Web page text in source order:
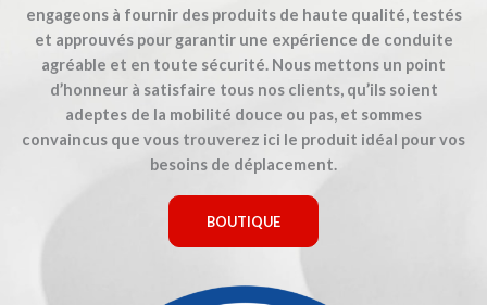
engageons à fournir des produits de haute qualité, testés
et approuvés pour garantir une expérience de conduite
agréable et en toute sécurité. Nous mettons un point
d’honneur à satisfaire tous nos clients, qu’ils soient
adeptes de la mobilité douce ou pas, et sommes
convaincus que vous trouverez ici le produit idéal pour vos
besoins de déplacement.
BOUTIQUE